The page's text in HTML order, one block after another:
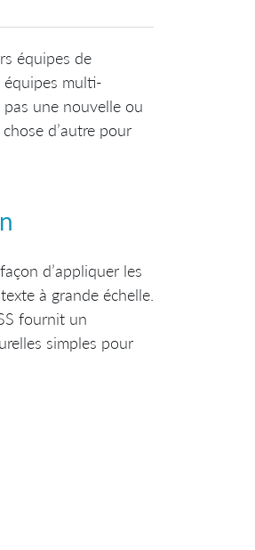
équipes de
équipes multi-
pas une nouvelle ou
d’autre pour
d’appliquer les
à grande échelle.
fournit un
simples pour